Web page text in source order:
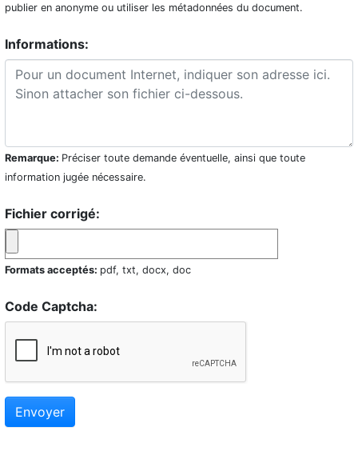
publier en anonyme ou utiliser les métadonnées du document.
Informations:
Remarque: Préciser toute demande éventuelle, ainsi que toute
information jugée nécessaire.
Fichier corrigé:
Formats acceptés: pdf, txt, docx, doc
Code Captcha:
Envoyer